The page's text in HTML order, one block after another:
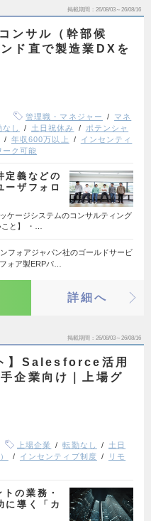
掲載期間 26/08/03～26/08/16
ンサル（幹部候
ド直で製造業DXを
管理職・マネジャー
マネ
なし 土日祝休み
ポテンシャ
年収600万以上
インセンティ
ーク可能
定義などの
ーザフォロ
ケージシステムのコンサルティング
と】 ・…
フォアジャパン社のゴールドサービ
ォア製ERPパ…
詳細へ
掲載期間 26/08/03～26/08/16
】Salesforce活用
企業向け｜上場グ
上場企業 転勤なし
土日
インセンティブ制度
リモ
の業務・
に導く「カ